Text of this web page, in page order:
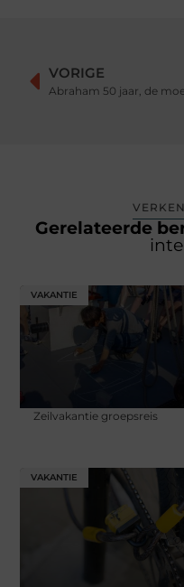
VORIGE
Gerelateerde
VAKANTIE
Zeilvakantie groepsreis
VAKANTIE